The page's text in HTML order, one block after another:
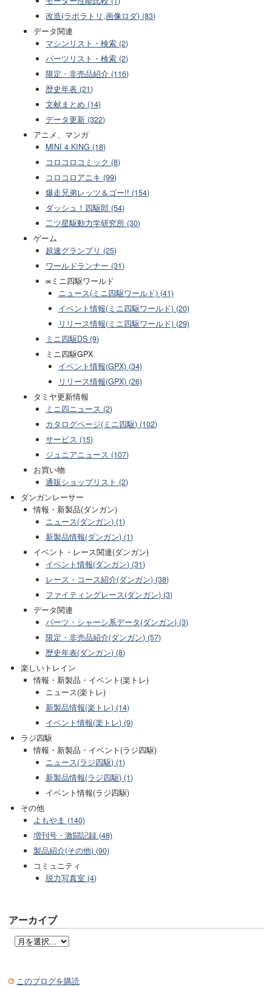
改造(ラボラトリ,画像ロダ) (83)
データ関連
マシンリスト・検索 (2)
パーツリスト・検索 (2)
限定・非売品紹介 (116)
歴史年表 (21)
文献まとめ (14)
データ更新 (322)
アニメ、マンガ
MINI 4 KING (18)
コロコロコミック (8)
コロコロアニキ (99)
爆走兄弟レッツ＆ゴー!! (154)
ダッシュ！四駆郎 (54)
二ツ星駆動力学研究所 (30)
ゲーム
超速グランプリ (25)
ワールドランナー (31)
∞ミニ四駆ワールド
ニュース(ミニ四駆ワールド) (41)
イベント情報(ミニ四駆ワールド) (20)
リリース情報(ミニ四駆ワールド) (29)
ミニ四駆DS (9)
ミニ四駆GPX
イベント情報(GPX) (34)
リリース情報(GPX) (26)
タミヤ更新情報
ミニ四ニュース (2)
カタログページ(ミニ四駆) (102)
サービス (15)
ジュニアニュース (107)
お買い物
通販ショップリスト (2)
ダンガンレーサー
情報・新製品(ダンガン)
ニュース(ダンガン) (1)
新製品情報(ダンガン) (1)
イベント・レース関連(ダンガン)
イベント情報(ダンガン) (31)
レース・コース紹介(ダンガン) (38)
ファイティングレース(ダンガン) (3)
データ関連
パーツ・シャーシ系データ(ダンガン) (3)
限定・非売品紹介(ダンガン) (57)
歴史年表(ダンガン) (8)
楽しいトレイン
情報・新製品・イベント(楽トレ)
ニュース(楽トレ)
新製品情報(楽トレ) (14)
イベント情報(楽トレ) (9)
ラジ四駆
情報・新製品・イベント(ラジ四駆)
ニュース(ラジ四駆) (1)
新製品情報(ラジ四駆) (1)
イベント情報(ラジ四駆)
その他
よもやま (140)
増刊号・激闘記録 (48)
製品紹介(その他) (90)
コミュニティ
脱力写真室 (4)
アーカイブ
このブログを購読